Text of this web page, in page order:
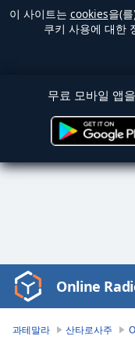
이 사이트는 cookies을(
쿠키 사용에 대한
무료 모바일 앱
Video
Player
Online
과테말라 산타로사주